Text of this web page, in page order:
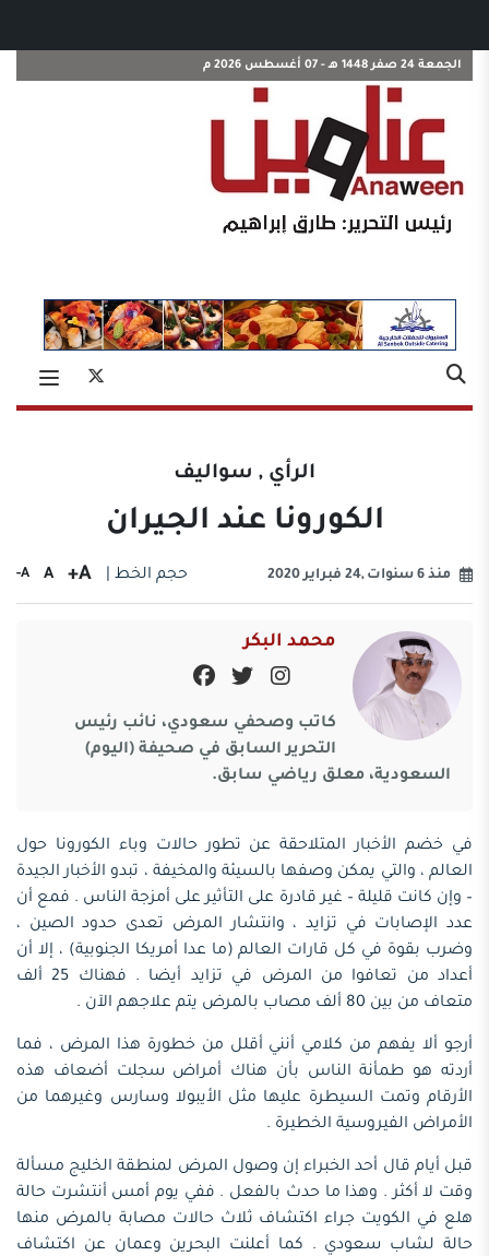
الجمعة 24 صفر 1448 هـ - 07 أغسطس 2026 م
الرأي , سواليف
الكورونا عند الجيران
منذ 6 سنوات ,24 فبراير 2020 حجم الخط | A+
A
A-
محمد البكر
كاتب وصحفي سعودي، نائب رئيس
التحرير السابق في صحيفة (اليوم)
السعودية، معلق رياضي سابق.
في خضم الأخبار المتلاحقة عن تطور حالات وباء الكورونا حول
العالم ، والتي يمكن وصفها بالسيئة والمخيفة ، تبدو الأخبار الجيدة
– وإن كانت قليلة – غير قادرة على التأثير على أمزجة الناس . فمع أن
عدد الإصابات في تزايد ، وانتشار المرض تعدى حدود الصين ،
وضرب بقوة في كل قارات العالم (ما عدا أمريكا الجنوبية) ، إلا أن
أعداد من تعافوا من المرض في تزايد أيضا . فهناك 25 ألف
متعاف من بين 80 ألف مصاب بالمرض يتم علاجهم الآن .
أرجو ألا يفهم من كلامي أنني أقلل من خطورة هذا المرض ، فما
أردته هو طمأنة الناس بأن هناك أمراض سجلت أضعاف هذه
الأرقام وتمت السيطرة عليها مثل الأيبولا وسارس وغيرهما من
الأمراض الفيروسية الخطيرة .
قبل أيام قال أحد الخبراء إن وصول المرض لمنطقة الخليج مسألة
وقت لا أكثر . وهذا ما حدث بالفعل . ففي يوم أمس أنتشرت حالة
هلع في الكويت جراء اكتشاف ثلاث حالات مصابة بالمرض منها
حالة لشاب سعودي . كما أعلنت البحرين وعمان عن اكتشاف